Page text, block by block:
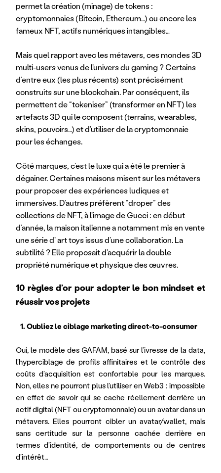
permet la création (minage) de tokens :
cryptomonnaies (Bitcoin, Ethereum…) ou encore les
fameux NFT, actifs numériques intangibles…
Mais quel rapport avec les métavers, ces mondes 3D
multi-users venus de l’univers du gaming ? Certains
d’entre eux (les plus récents) sont précisément
construits sur une blockchain. Par conséquent, ils
permettent de “tokeniser” (transformer en NFT) les
artefacts 3D qui le composent (terrains, wearables,
skins, pouvoirs…) et d’utiliser de la cryptomonnaie
pour les échanges.
Côté marques, c’est le luxe qui a été le premier à
dégainer. Certaines maisons misent sur les métavers
pour proposer des expériences ludiques et
immersives. D’autres préfèrent “droper” des
collections de NFT, à l’image de Gucci : en début
d’année, la maison italienne a notamment mis en vente
une série d' art toys issus d’une collaboration. La
subtilité ? Elle proposait d’acquérir la double
propriété numérique et physique des œuvres.
10 règles d’or pour adopter le bon mindset et
réussir vos projets
1. Oubliez le ciblage marketing direct-to-consumer
Oui, le modèle des GAFAM, basé sur l’ivresse de la data,
l’hyperciblage de profils affinitaires et le contrôle des
coûts d’acquisition est confortable pour les marques.
Non, elles ne pourront plus l’utiliser en Web3 : impossible
en effet de savoir qui se cache réellement derrière un
actif digital (NFT ou cryptomonnaie) ou un avatar dans un
métavers. Elles pourront cibler un avatar/wallet, mais
sans certitude sur la personne cachée derrière en
termes d’identité, de comportements ou de centres
d’intérêt…